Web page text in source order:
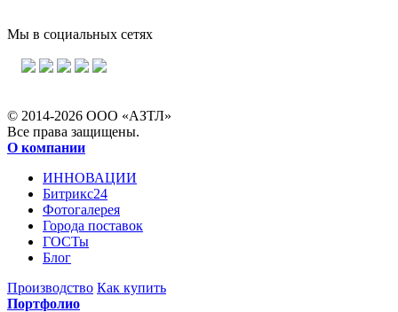
Мы в социальных сетях
© 2014-2026 ООО «АЗТЛ»
Все права защищены.
О компании
ИННОВАЦИИ
Битрикс24
Фотогалерея
Города поставок
ГОСТы
Блог
Производство Как купить
Портфолио